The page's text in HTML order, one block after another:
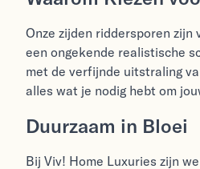
Onze zijden riddersporen
een ongekende realistische
met de verfijnde uitstraling
alles wat je nodig hebt om
Duurzaam in Bloei
Bij Viv! Home Luxuries zijn